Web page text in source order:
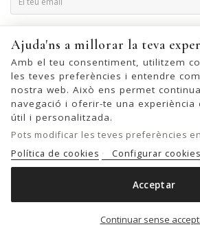

això, trobeu la nostra informació de
Ajuda'ns a millorar la teva
Amb el teu consentiment, utilitzem
les teves preferències i entendre
nostra web. Això ens permet
navegació i oferir-te una experiència
útil i personalitzada.
Pots modificar les teves preferències
Política de cookies
Configurar cookies
Continuar sense
Acceptar
© 2026 - United Bags Company S.L. - Todos
Inscrita en el Registro Mercantil de Barcelona,
Folio 0083, Sección general,